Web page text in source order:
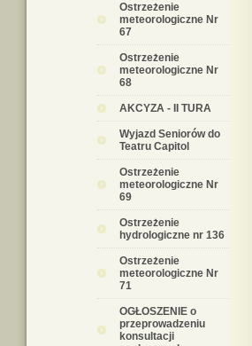
Ostrzeżenie
meteorologiczne Nr
67
Ostrzeżenie
meteorologiczne Nr
68
AKCYZA - II TURA
Wyjazd Seniorów do
Teatru Capitol
Ostrzeżenie
meteorologiczne Nr
69
Ostrzeżenie
hydrologiczne nr 136
Ostrzeżenie
meteorologiczne Nr
71
OGŁOSZENIE o
przeprowadzeniu
konsultacji